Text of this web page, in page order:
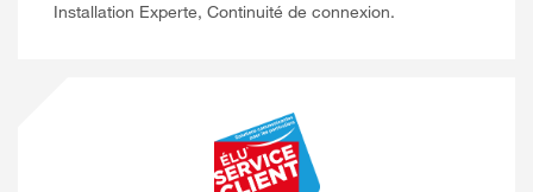
Installation Experte, Continuité de connexion.